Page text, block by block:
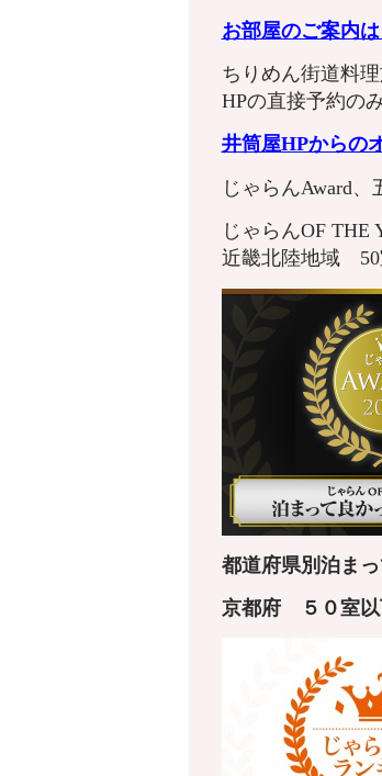
お部屋のご案内は
ちりめん街道料
HPの直接予約の
井筒屋HPからの
じゃらんAward
じゃらんOF THE
近畿北陸地域
都道府県別泊ま
京都府
５０室